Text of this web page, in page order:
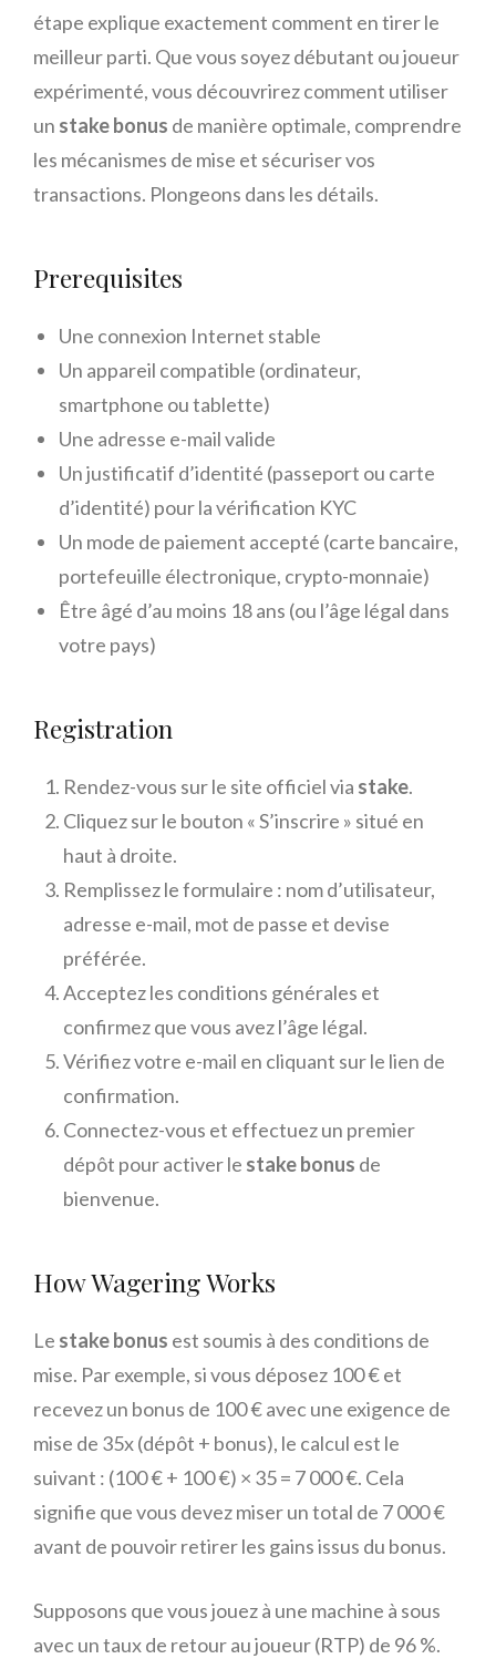
étape explique exactement comment en tirer le
meilleur parti. Que vous soyez débutant ou joueur
expérimenté, vous découvrirez comment utiliser
un stake bonus de manière optimale, comprendre
les mécanismes de mise et sécuriser vos
transactions. Plongeons dans les détails.
Prerequisites
Une connexion Internet stable
Un appareil compatible (ordinateur,
smartphone ou tablette)
Une adresse e-mail valide
Un justificatif d’identité (passeport ou carte
d’identité) pour la vérification KYC
Un mode de paiement accepté (carte bancaire,
portefeuille électronique, crypto-monnaie)
Être âgé d’au moins 18 ans (ou l’âge légal dans
votre pays)
Registration
Rendez-vous sur le site officiel via stake.
Cliquez sur le bouton « S’inscrire » situé en
haut à droite.
Remplissez le formulaire : nom d’utilisateur,
adresse e-mail, mot de passe et devise
préférée.
Acceptez les conditions générales et
confirmez que vous avez l’âge légal.
Vérifiez votre e-mail en cliquant sur le lien de
confirmation.
Connectez-vous et effectuez un premier
dépôt pour activer le stake bonus de
bienvenue.
How Wagering Works
Le stake bonus est soumis à des conditions de
mise. Par exemple, si vous déposez 100 € et
recevez un bonus de 100 € avec une exigence de
mise de 35x (dépôt + bonus), le calcul est le
suivant : (100 € + 100 €) × 35 = 7 000 €. Cela
signifie que vous devez miser un total de 7 000 €
avant de pouvoir retirer les gains issus du bonus.
Supposons que vous jouez à une machine à sous
avec un taux de retour au joueur (RTP) de 96 %.